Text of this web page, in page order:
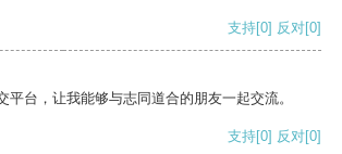
支持[0] 反对[0]
平台，让我能够与志同道合的朋友一起交流。
支持[0] 反对[0]